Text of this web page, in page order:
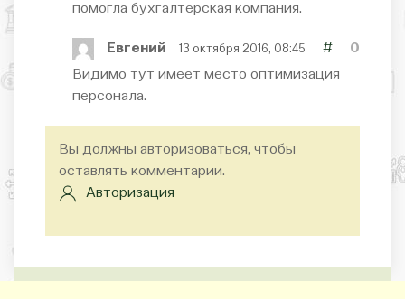
помогла бухгалтерская компания.
Евгений 13 октября 2016, 08:45 #
0
Видимо тут имеет место оптимизация
персонала.
Вы должны авторизоваться, чтобы
оставлять комментарии.
Авторизация